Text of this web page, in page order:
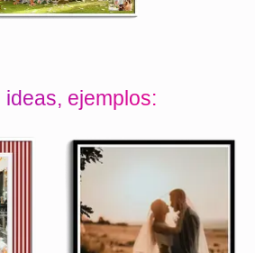
ideas, ejemplos: